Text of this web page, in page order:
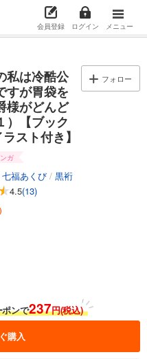
会員登録 ログイン メニュー
私は冷酷公
が胃袋を
様がどんど
）【ブック
スト付き】
フォロー
ガ
七福あくび / 黒裄
4.5(13)
ンで237円(税込)
購入